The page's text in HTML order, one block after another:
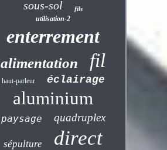
sous-sol fils
utilisation-2
enterrement
alimentation fil
haut-parleur éclairage
aluminium
paysage quadruplex
sépulture direct